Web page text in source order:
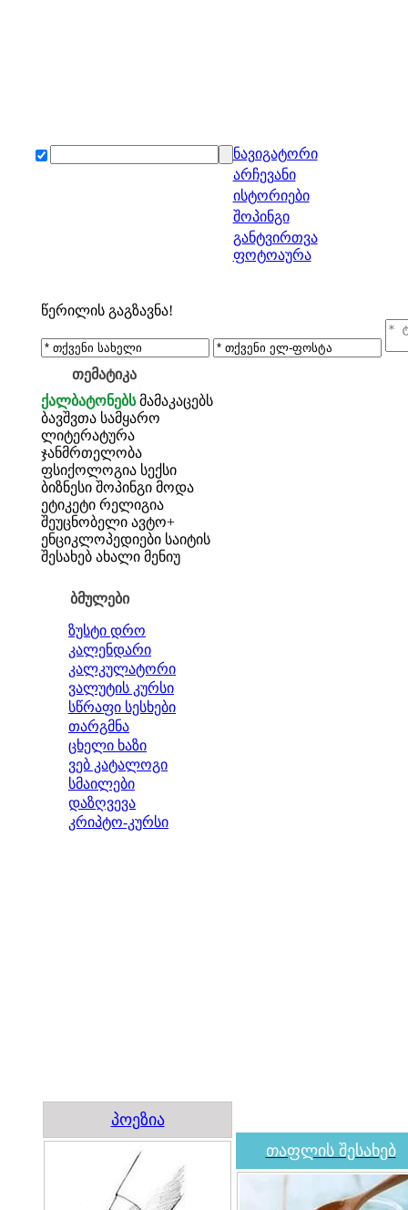
ნავიგატორი
არჩევანი
ისტორიები
შოპინგი
განტვირთვა
ფოტოაურა
წერილის გაგზავნა!
თემატიკა
ქალბატონებს მამაკაცებს
ბავშვთა სამყარო
ლიტერატურა
ჯანმრთელობა
ფსიქოლოგია სექსი
ბიზნესი შოპინგი მოდა
ეტიკეტი რელიგია
შეუცნობელი ავტო+
ენციკლოპედიები საიტის
შესახებ ახალი მენიუ
ბმულები
ზუსტი დრო
კალენდარი
კალკულატორი
ვალუტის კურსი
სწრაფი სესხები
თარგმნა
ცხელი ხაზი
ვებ კატალოგი
სმაილები
დაზღვევა
კრიპტო-კურსი
პოეზია
თაფლის შესახებ